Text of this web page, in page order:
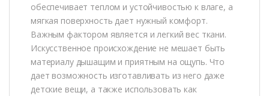
обеспечивает теплом и устойчивостью к влаге, а
мягкая поверхность дает нужный комфорт.
Важным фактором является и легкий вес ткани.
Искусственное происхождение не мешает быть
материалу дышащим и приятным на ощупь. Что
дает возможность изготавливать из него даже
детские вещи, а также использовать как